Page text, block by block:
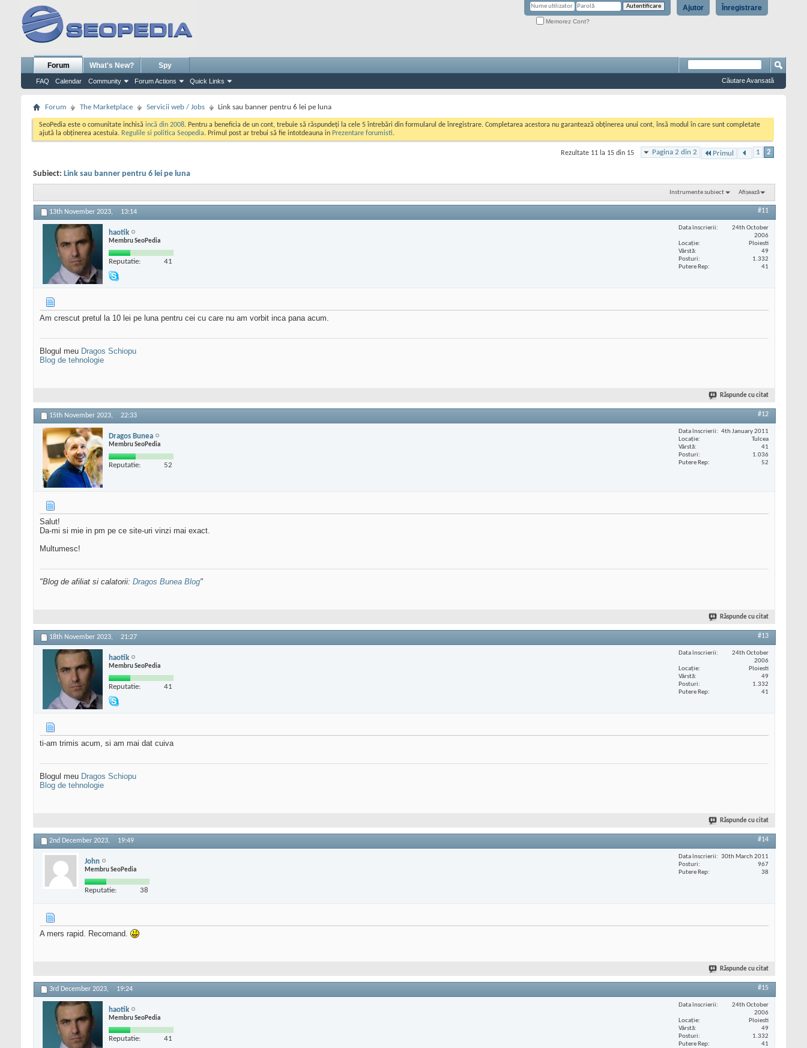
Înregistrare
Ajutor
Memorez Cont?
Forum
FAQ Calendar Community Forum Actions Quick Links
What's New? Spy
Căutare Avansată
Forum The Marketplace Servicii web / Jobs Link sau banner pentru 6 lei pe luna
SeoPedia este o comunitate inchisă incă din 2008. Pentru a beneficia de un cont, trebuie să răspundeți la cele 5 întrebări din formularul de înregistrare. Completarea acestora nu garantează obținerea unui cont, însă modul în care sunt completate
ajută la obținerea acestuia. Regulile si politica Seopedia. Primul post ar trebui să fie intotdeauna in Prezentare forumisti.
Pagina 2 din 2 Primul 1 2
Rezultate 11 la 15 din 15
Subiect: Link sau banner pentru 6 lei pe luna
Instrumente subiect Afișează
13th November 2023, 13:14 #11
haotik
Membru SeoPedia
Reputatie: 41
Data înscrierii
24th October
2006
Locaţie
Ploiesti
Vârstă
49
Posturi
1.332
Putere Rep
41
Am crescut pretul la 10 lei pe luna pentru cei cu care nu am vorbit inca pana acum.
Blogul meu Dragos Schiopu
Blog de tehnologie
Răspunde cu citat
15th November 2023, 22:33 #12
Dragos Bunea
Membru SeoPedia
Reputatie: 52
Data înscrierii
4th January 2011
Locaţie
Tulcea
Vârstă
41
Posturi
1.036
Putere Rep
52
Salut!
Da-mi si mie in pm pe ce site-uri vinzi mai exact.
Multumesc!
"Blog de afiliat si calatorii: Dragos Bunea Blog"
Răspunde cu citat
18th November 2023, 21:27 #13
haotik
Membru SeoPedia
Reputatie: 41
Data înscrierii
24th October
2006
Locaţie
Ploiesti
Vârstă
49
Posturi
1.332
Putere Rep
41
ti-am trimis acum, si am mai dat cuiva
Blogul meu Dragos Schiopu
Blog de tehnologie
Răspunde cu citat
2nd December 2023, 19:49 #14
John
Membru SeoPedia
Reputatie: 38
Data înscrierii
30th March 2011
Posturi
967
Putere Rep
38
A mers rapid. Recomand.
Răspunde cu citat
3rd December 2023, 19:24 #15
haotik
Membru SeoPedia
Reputatie: 41
Data înscrierii
24th October
2006
Locaţie
Ploiesti
Vârstă
49
Posturi
1.332
Putere Rep
41